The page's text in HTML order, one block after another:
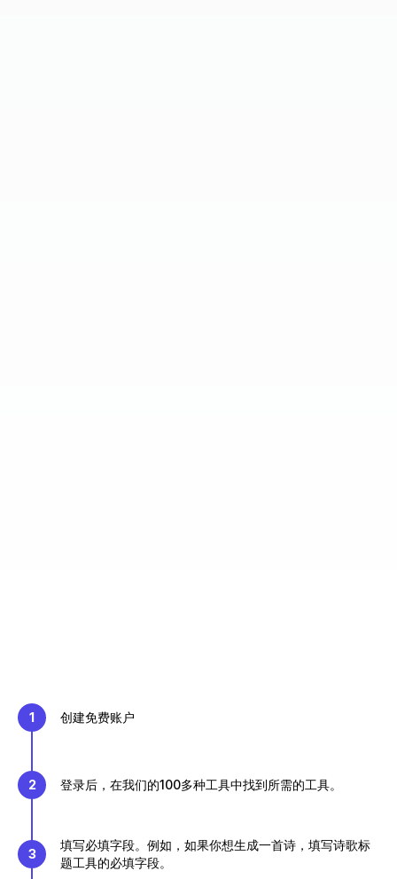
1 创建免费账户
2 登录后，在我们的100多种工具中找到所需的工具。
3
填写必填字段。例如，如果你想生成一首诗，填写诗歌标
题工具的必填字段。